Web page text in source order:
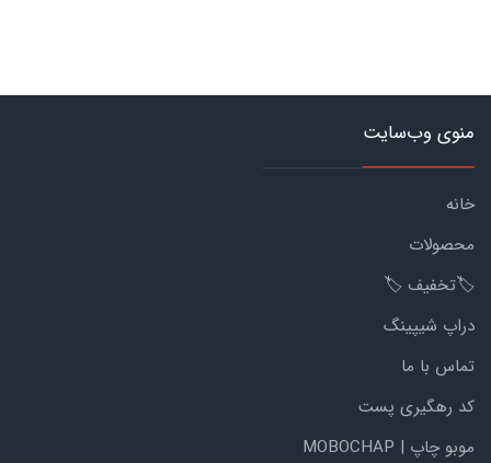
منوی وب‌سایت
خانه
محصولات
🏷️تخفیف 🏷️
دراپ شیپینگ
تماس با ما
کد رهگیری پست
موبو چاپ | MOBOCHAP